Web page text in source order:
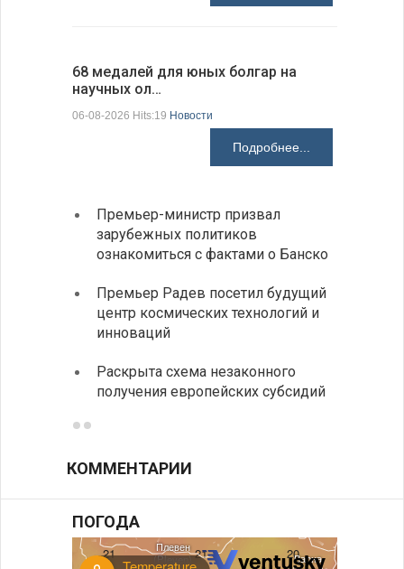
68 медалей для юных болгар на
научных ол…
06-08-2026 Hits:19 Новости
Подробнее...
Премьер-министр призвал
зарубежных политиков
ознакомиться с фактами о Банско
Премьер Радев посетил будущий
центр космических технологий и
инноваций
Раскрыта схема незаконного
получения европейских субсидий
КОММЕНТАРИИ
ПОГОДА